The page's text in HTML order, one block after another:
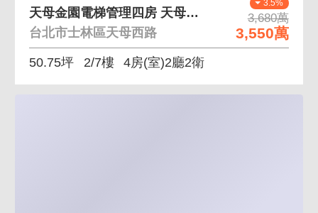
3.5%
3,680萬
3,550萬
天母金園電梯管理四房 天母西路靜巷鬧中取靜機能便利
台北市士林區天母西路
50.75坪 2/7樓 4房(室)2廳2衛